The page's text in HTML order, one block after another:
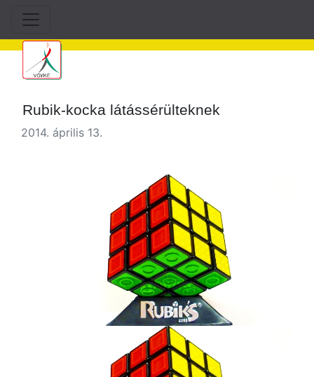
Rubik-kocka látássérülteknek
2014. április 13.